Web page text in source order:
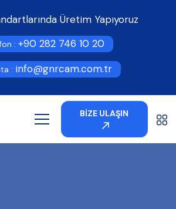
Üretim Yapıyoruz
: +90 282 746 10 20
: info@gnrcam.com.tr
BİZE ULAŞIN